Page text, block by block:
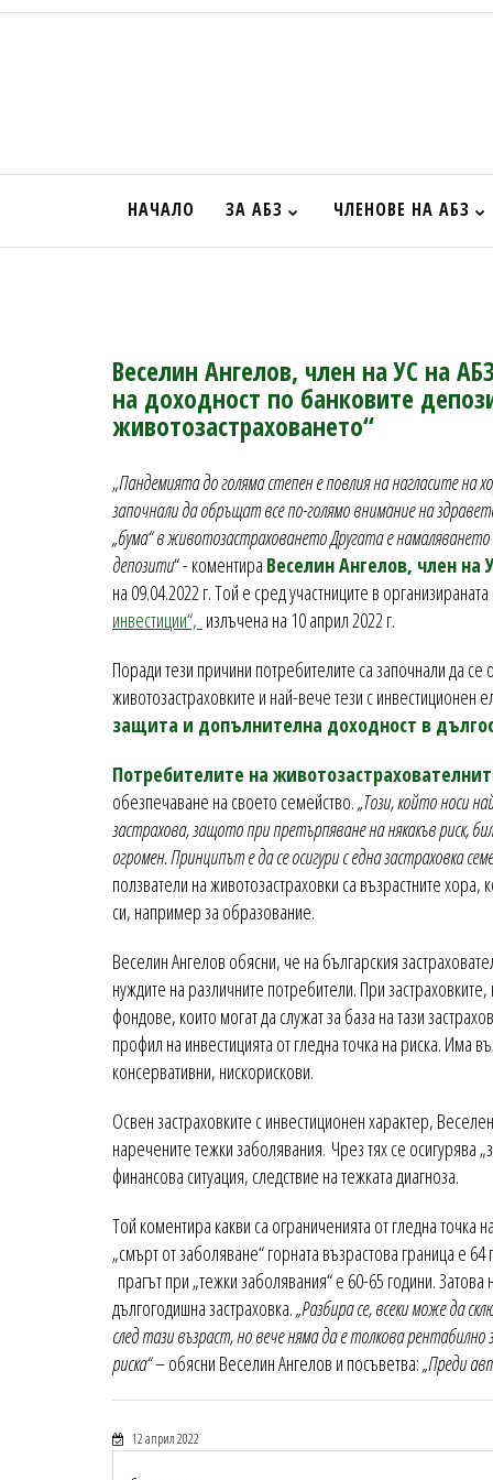
НАЧАЛО ЗА АБЗ ЧЛЕНОВЕ НА АБЗ
Веселин Ангелов, член на УС на
на доходност по банковите
животозастраховането“
„Пандемията до голяма степен е повлия на нагласите
започнали да обръщат все по-голямо внимание на
„бума“ в животозастраховането Другата е
депозити“ - коментира Веселин Ангелов, член на
на 09.04.2022 г. Той е сред участниците в
инвестиции“, излъчена на 10 април 2022 г.
Поради тези причини потребителите са започнали да се
животозастраховките и най-вече тези с инвестиционен
защита и допълнителна доходност в
Потребителите на
обезпечаване на своето семейство.„Този, който носи
застрахова, защото при претърпяване на някакъв риск,
огромен. Принципът е да се осигури с една застраховка
ползватели на животозастраховки са възрастните хора,
си, например за образование.
Веселин Ангелов обясни, че на българския
нуждите на различните потребители. При
фондове, които могат да служат за база на тази
профил на инвестицията от гледна точка на риска. Има
консервативни, нискорискови.
Освен застраховките с инвестиционен характер,
наречените тежки заболявания. Чрез тях се осигурява
финансова ситуация, следствие на тежката диагноза.
Той коментира какви са ограниченията от гледна точка
„смърт от заболяване“ горната възрастова граница е
прагът при „тежки заболявания“ е 60-65 години.
дългогодишна застраховка.„Разбира се, всеки може да
след тази възраст, но вече няма да е толкова
риска“– обясни Веселин Ангелов и посъветва:„Преди
12 април 2022